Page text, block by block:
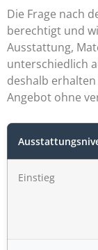
Die Frage nach
berechtigt und
Ausstattung,
unterschiedlich
deshalb
Angebot ohne
Einstieg